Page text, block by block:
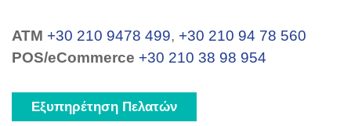
ΑΤΜ +30 210 9478 499, +30 210 94 78 560
POS/eCommerce +30 210 38 98 954
Εξυπηρέτηση Πελατών